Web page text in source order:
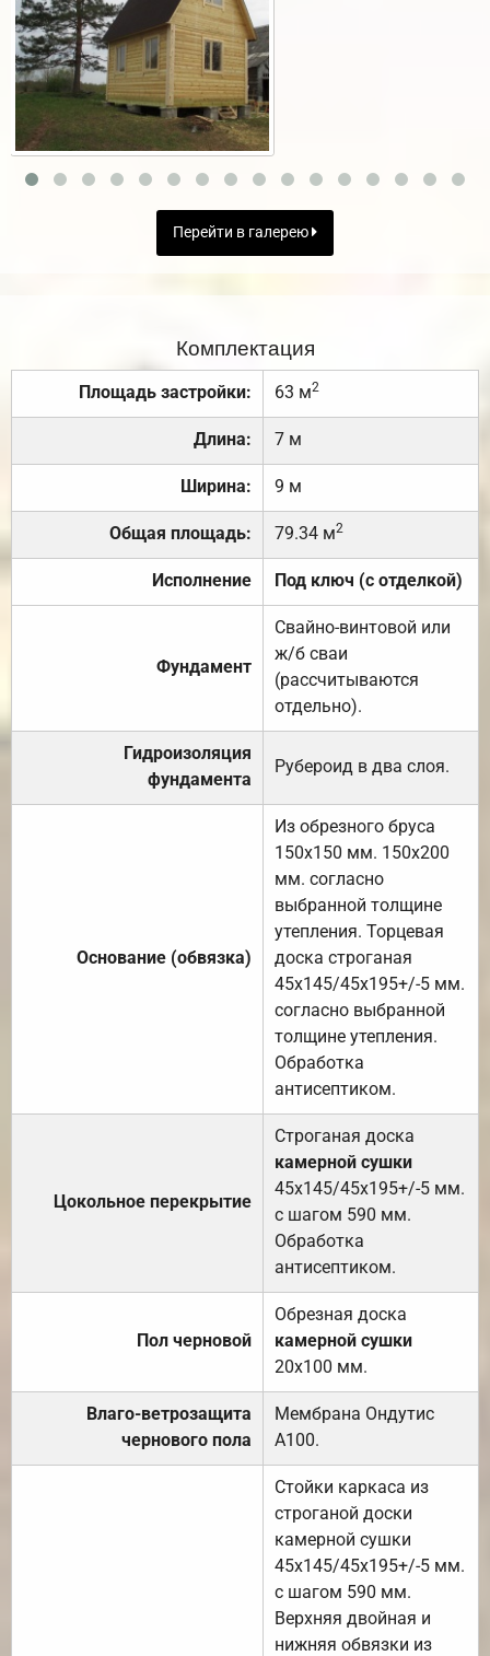
Перейти в галерею
Комплектация
Площадь застройки: 63 м2
Длина: 7 м
Ширина: 9 м
Общая площадь: 79.34 м2
Исполнение Под ключ (с отделкой)
Фундамент
Свайно-винтовой или
ж/б сваи
(рассчитываются
отдельно).
Гидроизоляция
фундамента
Рубероид в два слоя.
Основание (обвязка)
Из обрезного бруса
150х150 мм. 150х200
мм. согласно
выбранной толщине
утепления. Торцевая
доска строганая
45х145/45х195+/-5 мм.
согласно выбранной
толщине утепления.
Обработка
антисептиком.
Цокольное перекрытие
Строганая доска
камерной сушки
45х145/45х195+/-5 мм.
с шагом 590 мм.
Обработка
антисептиком.
Пол черновой
Обрезная доска
камерной сушки
20х100 мм.
Влаго-ветрозащита
чернового пола
Мембрана Ондутис
А100.
Стойки каркаса из
строганой доски
камерной сушки
45х145/45х195+/-5 мм.
с шагом 590 мм.
Верхняя двойная и
нижняя обвязки из